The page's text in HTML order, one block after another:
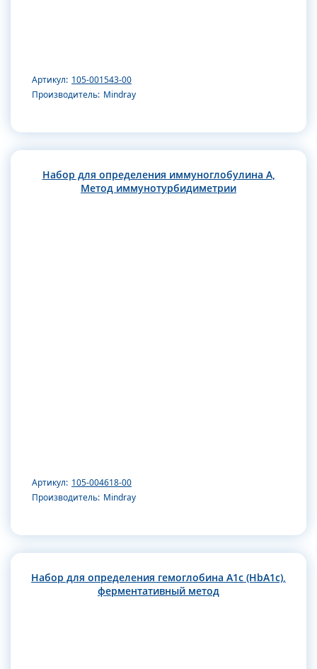
Артикул: 105-001543-00
Производитель: Mindray
Набор для определения иммуноглобулина А,
Метод иммунотурбидиметрии
Артикул: 105-004618-00
Производитель: Mindray
Набор для определения гемоглобина А1с (HbA1c),
ферментативный метод